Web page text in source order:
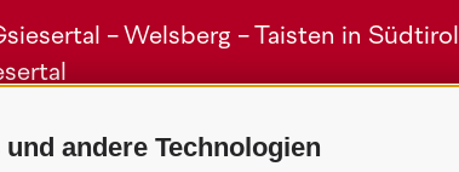
andere Technologien
- Welsberg - Taisten in Südtirol